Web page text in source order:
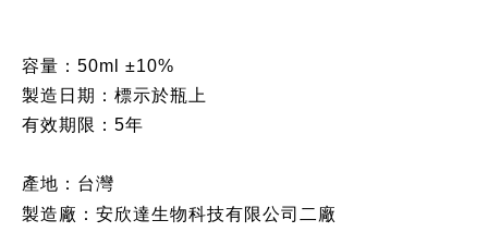
容量： 50ml ±10%
製造日期：標示於瓶上
有效期限：5年
產地：台灣
製造廠： 安欣達生物科技有限公司二廠